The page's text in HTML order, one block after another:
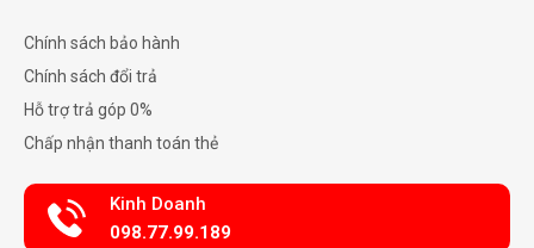
Chính sách bảo hành
Chính sách đổi trả
Hỗ trợ trả góp 0%
Chấp nhận thanh toán thẻ
Kinh Doanh
098.77.99.189